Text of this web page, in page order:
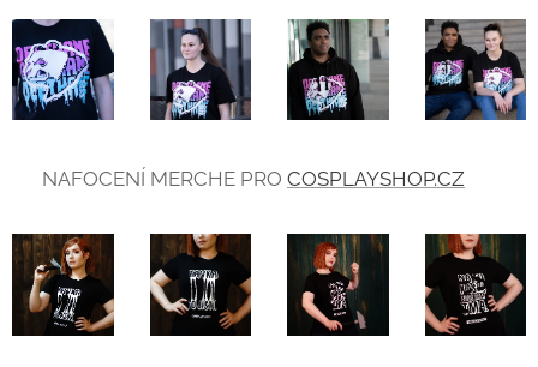
💙 NAFOCENÍ MERCHE PRO COSPLAYSHOP.CZ